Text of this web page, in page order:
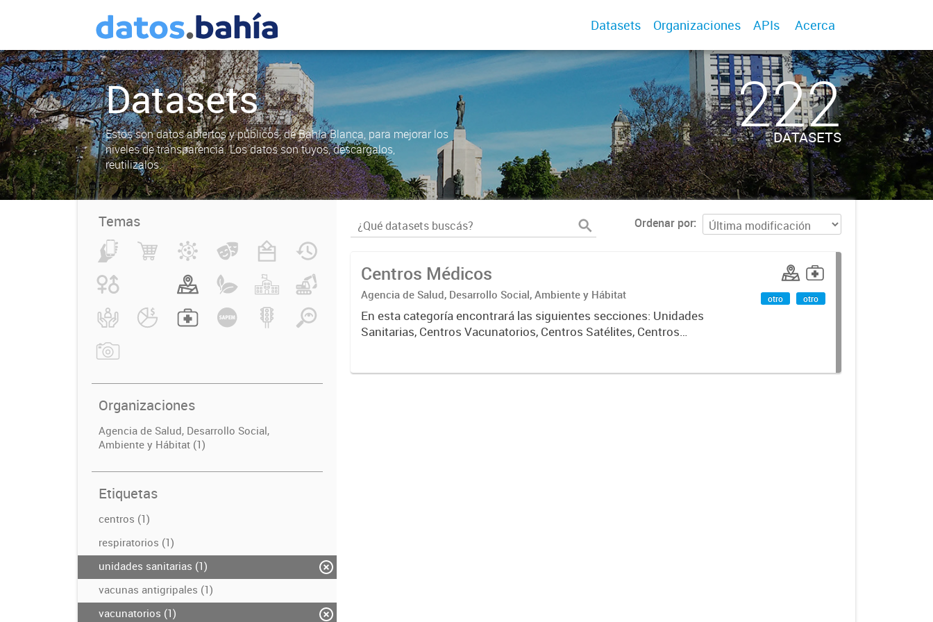
Datasets Organizaciones APIs Acerca
Datasets
Estos son datos abiertos y públicos, de Bahía Blanca, para mejorar los
niveles de transparencia. Los datos son tuyos, descargalos,
reutilizalos.
222
DATASETS
Temas
Organizaciones
Agencia de Salud, Desarrollo Social,
Ambiente y Hábitat (1)
Etiquetas
centros (1)
respiratorios (1)
unidades sanitarias (1)
vacunas antigripales (1)
vacunatorios (1)
Ordenar por
Centros Médicos
Agencia de Salud, Desarrollo Social, Ambiente y Hábitat
En esta categoría encontrará las siguientes secciones: Unidades
Sanitarias, Centros Vacunatorios, Centros Satélites, Centros
otro otro